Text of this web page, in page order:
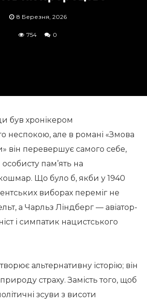
8 Березня, 2026
754 0
був хронікером
неспокою, але в романі «Змова
він перевершує самого себе,
пам’ять на
Що було б, якби у 1940
виборах переміг не
а Чарльз Ліндберг — авіатор-
і симпатик нацистського
альтернативну історію; він
страху. Замість того, щоб
зсуви з висоти